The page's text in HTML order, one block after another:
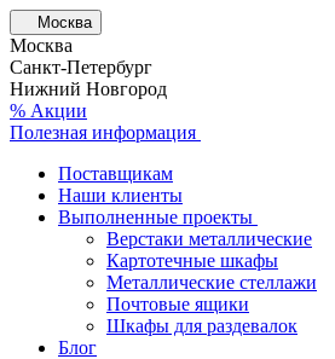
Москва
Москва
Санкт-Петербург
Нижний Новгород
% Акции
Полезная информация
Поставщикам
Наши клиенты
Выполненные проекты
Верстаки металлические
Картотечные шкафы
Металлические стеллажи
Почтовые ящики
Шкафы для раздевалок
Блог